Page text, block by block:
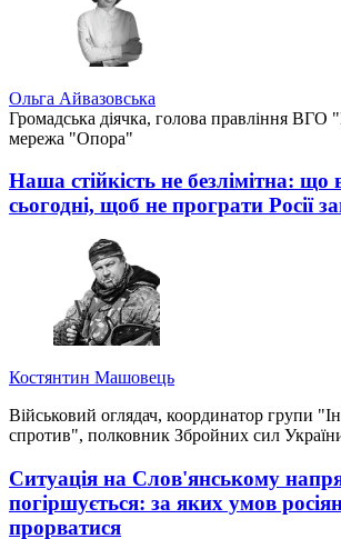
Ольга Айвазовська
Громадська діячка, голова правління ВГО
мережа "Опора"
Наша стійкість не безлімітна: що
сьогодні, щоб не програти Росії
Костянтин Машовець
Військовий оглядач, координатор групи
спротив", полковник Збройних сил
Ситуація на Слов'янському
погіршується: за яких умов
прорватися